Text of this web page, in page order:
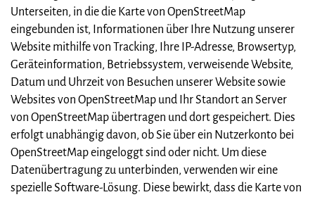
Unterseiten, in die die Karte von OpenStreetMap
eingebunden ist, Informationen über Ihre Nutzung unserer
Website mithilfe von Tracking, Ihre IP-Adresse, Browsertyp,
Geräteinformation, Betriebssystem, verweisende Website,
Datum und Uhrzeit von Besuchen unserer Website sowie
Websites von OpenStreetMap und Ihr Standort an Server
von OpenStreetMap übertragen und dort gespeichert. Dies
erfolgt unabhängig davon, ob Sie über ein Nutzerkonto bei
OpenStreetMap eingeloggt sind oder nicht. Um diese
Datenübertragung zu unterbinden, verwenden wir eine
spezielle Software-Lösung. Diese bewirkt, dass die Karte von